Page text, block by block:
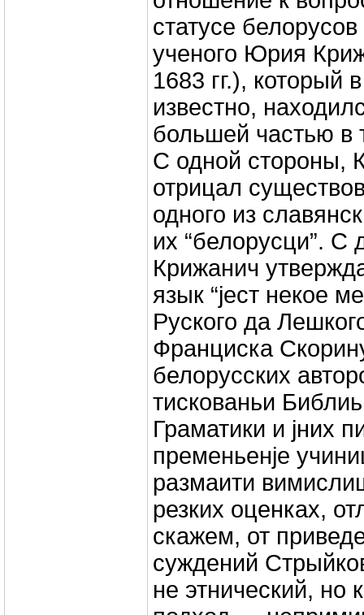
статусе белорусов
ученого Юрия
1683 гг.), который
известно,
большей частью в
С одной стороны,
отрицал
одного из
их “белорусци”. С
Крижанич
язык “jест некое
Руского да
Франциска
белорусских
тискованьи
Граматики и jних
пременьенjе
размаити
резких оценках,
скажем, от
суждений
не этнический, но